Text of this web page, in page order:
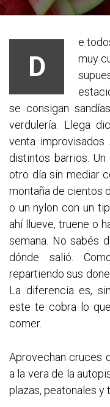
D
e
muy
se consigan
verdulería. Llega
venta
distintos barrios.
otro día sin mediar
montaña de cientos
o un nylon con un
ahí llueve, truene o
semana. No sabés
dónde salió.
repartiendo sus
La diferencia es,
este te cobra lo
comer.
Aprovechan cruces
a la vera de la
plazas, peatonales